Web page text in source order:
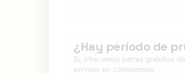
¿Hay período de
Sí, ofrecemos partes gratuitos
servicio sin compromiso.